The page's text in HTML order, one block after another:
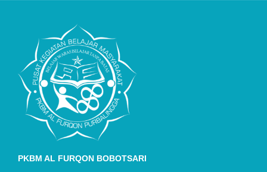
PKBM AL FURQON BOBOTSARI